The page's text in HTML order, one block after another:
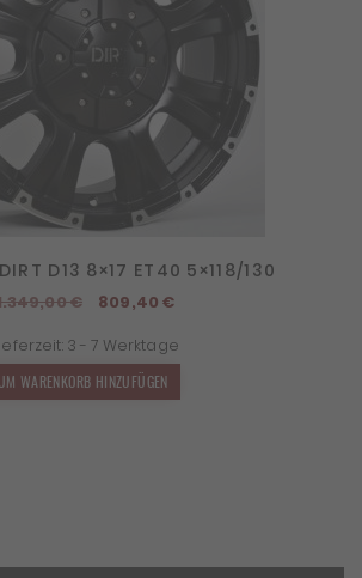
D13 8×17 ET40 5×118/130
€
Ursprünglicher
war:
1.349,00 €
809,40€Aktueller
ist:
3 - 7 Werktage
WARENKORB HINZUFÜGEN